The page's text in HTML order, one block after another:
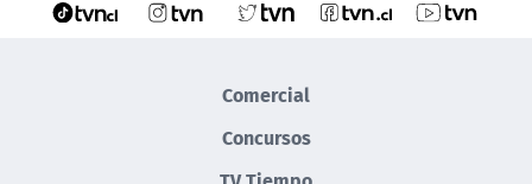
Comercial
Concursos